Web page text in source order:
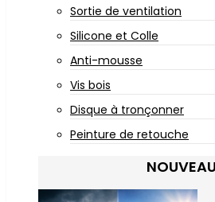
Sortie de ventilation
Silicone et Colle
Anti-mousse
Vis bois
Disque à tronçonner
Peinture de retouche